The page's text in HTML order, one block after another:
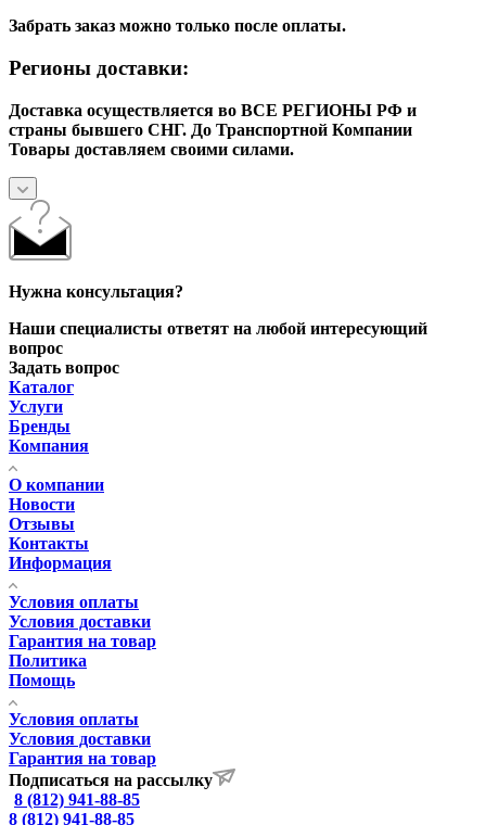
Забрать заказ можно только после оплаты.
Регионы доставки:
Доставка осуществляется во ВСЕ РЕГИОНЫ РФ и
страны бывшего СНГ. До Транспортной Компании
Товары доставляем своими силами.
Нужна консультация?
Наши специалисты ответят на любой интересующий
вопрос
Задать вопрос
Каталог
Услуги
Бренды
Компания
О компании
Новости
Отзывы
Контакты
Информация
Условия оплаты
Условия доставки
Гарантия на товар
Политика
Помощь
Условия оплаты
Условия доставки
Гарантия на товар
Подписаться на рассылку
8 (812) 941-88-85
8 (812) 941-88-85